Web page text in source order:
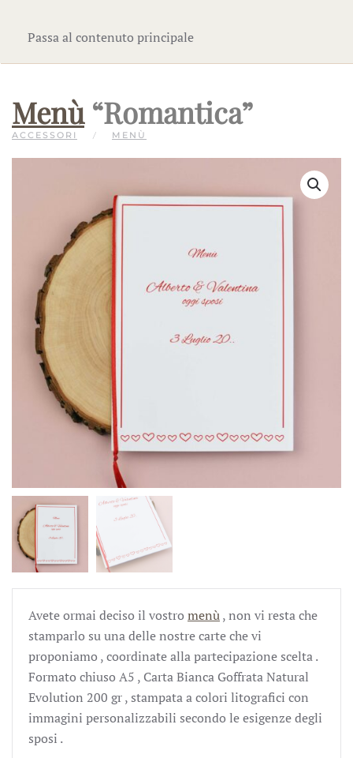
Passa al contenuto principale
Menù“Romantica”
ACCESSORI MENÙ
Avete ormai deciso il vostro menù, non vi resta che
stamparlo su una delle nostre carte che vi
proponiamo , coordinate alla partecipazione scelta .
Formato chiuso A5 , Carta Bianca Goffrata Natural
Evolution 200 gr , stampata a colori litografici con
immagini personalizzabili secondo le esigenze degli
sposi .